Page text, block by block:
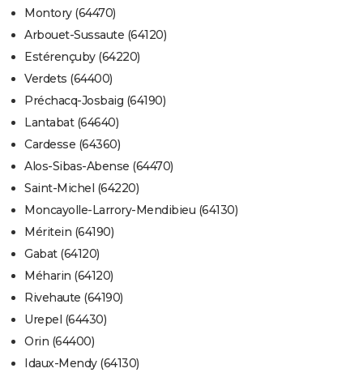
Montory (64470)
Arbouet-Sussaute (64120)
Estérençuby (64220)
Verdets (64400)
Préchacq-Josbaig (64190)
Lantabat (64640)
Cardesse (64360)
Alos-Sibas-Abense (64470)
Saint-Michel (64220)
Moncayolle-Larrory-Mendibieu (64130)
Méritein (64190)
Gabat (64120)
Méharin (64120)
Rivehaute (64190)
Urepel (64430)
Orin (64400)
Idaux-Mendy (64130)